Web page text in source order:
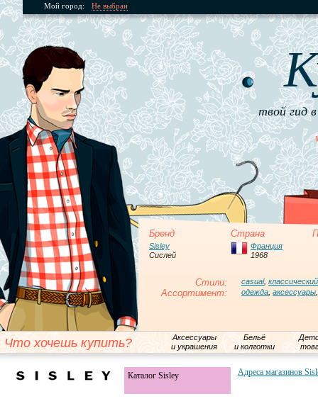
Мой город: Не выбран
твой гид
Бренд Страна
Sisley
Сислей
Франция
1968
Стили: casual, классический
Ассортимент: одежда аксессуары
Что хочешь купить?
Аксессуары
и украшения
Бельё
и колготки
Каталог Sisley Адреса магазинов